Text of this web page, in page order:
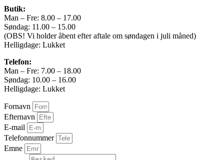
2810 kg
Airbags
6
3480 kg
Længde
505 cm
Bredde
199 cm
Butik:
Man – Fre: 8.00 – 17.00
Søndag: 11.00 – 15.00
(OBS! Vi holder åbent efter aftale om søndagen i juli måned)
Helligdage: Lukket
Telefon:
Man – Fre: 7.00 – 18.00
Søndag: 10.00 – 16.00
Helligdage: Lukket
Fornavn
Efternavn
E-mail
Telefonnummer
Emne